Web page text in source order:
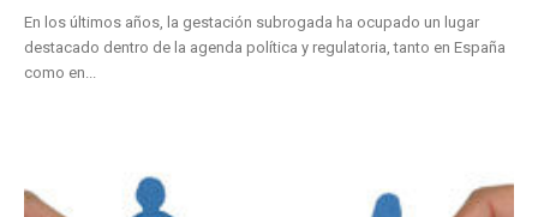
En los últimos años, la gestación subrogada ha ocupado un lugar
destacado dentro de la agenda política y regulatoria, tanto en España
como en...